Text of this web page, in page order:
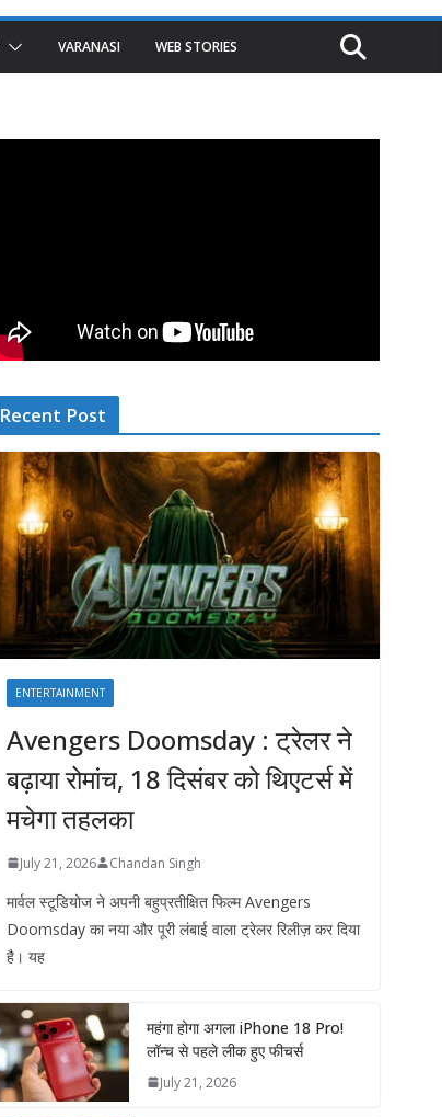
VARANASI WEB STORIES
Recent Post
ENTERTAINMENT
Avengers Doomsday : ट्रेलर ने
बढ़ाया रोमांच, 18 दिसंबर को थिएटर्स में
मचेगा तहलका
July 21, 2026 Chandan Singh
मार्वल स्टूडियोज ने अपनी बहुप्रतीक्षित फिल्म Avengers
Doomsday का नया और पूरी लंबाई वाला ट्रेलर रिलीज़ कर दिया
है। यह
महंगा होगा अगला iPhone 18 Pro!
लॉन्च से पहले लीक हुए फीचर्स
July 21, 2026